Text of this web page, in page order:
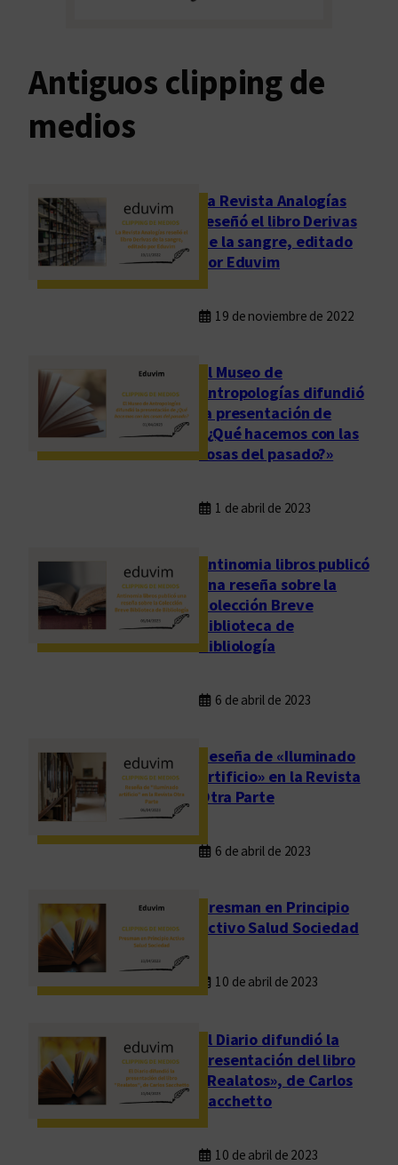
Antiguos clipping de
medios
La Revista Analogías
reseñó el libro Derivas
de la sangre, editado
por Eduvim
19 de noviembre de 2022
El Museo de
Antropologías difundió
la presentación de
«¿Qué hacemos con las
cosas del pasado?»
1 de abril de 2023
Antinomia libros publicó
una reseña sobre la
Colección Breve
Biblioteca de
Bibliología
6 de abril de 2023
Reseña de «Iluminado
artificio» en la Revista
Otra Parte
6 de abril de 2023
Presman en Principio
Activo Salud Sociedad
10 de abril de 2023
El Diario difundió la
presentación del libro
«Realatos», de Carlos
Sacchetto
10 de abril de 2023